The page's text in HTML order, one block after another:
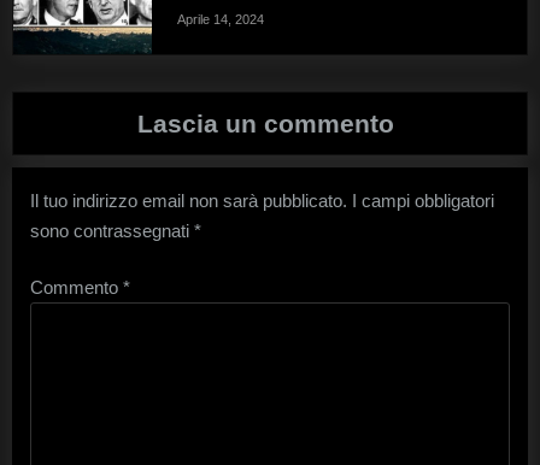
Aprile 14, 2024
Lascia un commento
Il tuo indirizzo email non sarà pubblicato. I campi obbligatori
sono contrassegnati *
Commento *